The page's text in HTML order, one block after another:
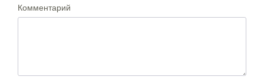
Комментарий